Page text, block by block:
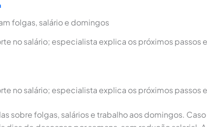
folgas, salário e domingos
no salário; especialista explica os próximos passos
no salário; especialista explica os próximos passos
sobre folgas, salários e trabalho aos domingos.